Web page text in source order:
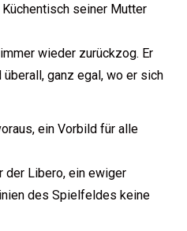
seiner Mutter
wieder zurückzog. Er
ganz egal, wo er sich
ein Vorbild für alle
der Libero, ein ewiger
des Spielfeldes keine